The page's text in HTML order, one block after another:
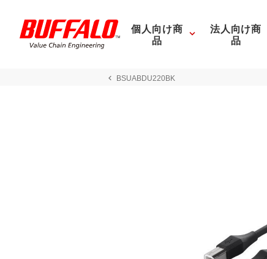
個人向け商
品
法人向け商
品
BSUABDU220BK